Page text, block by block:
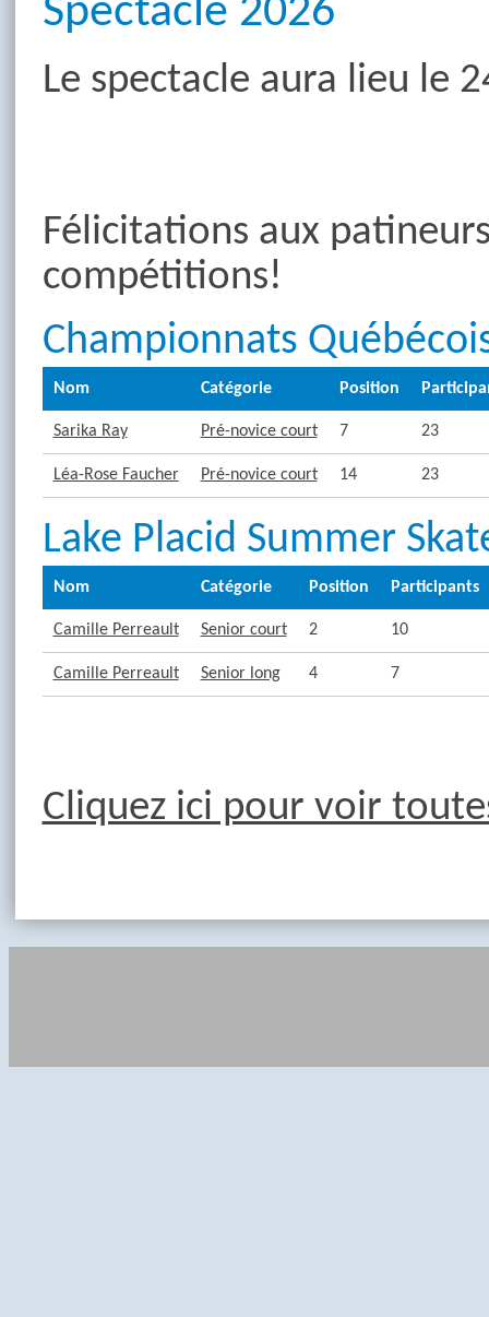
Spectacle 2026
Le spectacle aura lieu le
Félicitations aux
compétitions!
Championnats
Nom Catégorie Position
Sarika Ray Pré-novice court 7 23
Léa-Rose Faucher Pré-novice court 14 23
Lake Placid Summer
Nom Catégorie Position Participants
Camille Perreault Senior court 2 10
Camille Perreault Senior long 4 7
Cliquez ici pour voir